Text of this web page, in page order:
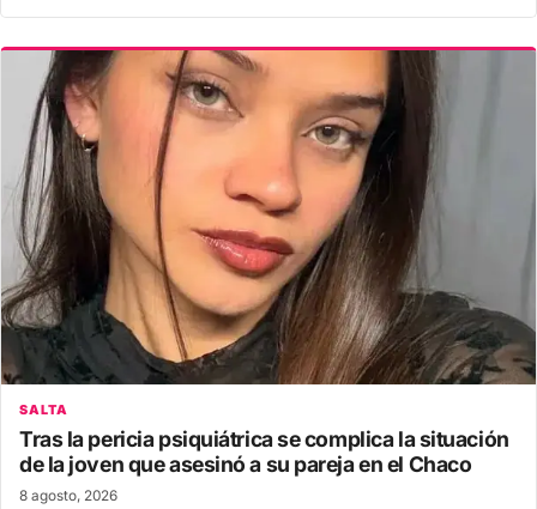
SALTA
Tras la pericia psiquiátrica se complica la situación
de la joven que asesinó a su pareja en el Chaco
8 agosto, 2026